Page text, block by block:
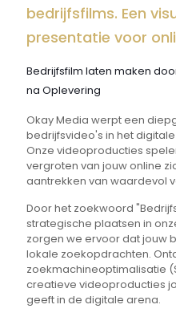
bedrijfsfilms. Een
presentatie voor
Bedrijfsfilm laten maken
na Oplevering
Okay Media werpt een
bedrijfsvideo's in het
Onze videoproducties
vergroten van jouw online
aantrekken van waardevol
Door het zoekwoord
strategische plaatsen in
zorgen we ervoor dat jouw
lokale zoekopdrachten.
zoekmachineoptimalisatie
creatieve videoproducties
geeft in de digitale arena.